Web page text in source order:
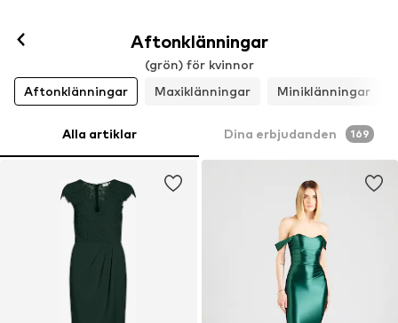
Aftonklänningar
(grön) för kvinnor
Aftonklänningar
Maxiklänningar Miniklänningar
Alla artiklar Dina erbjudanden 169